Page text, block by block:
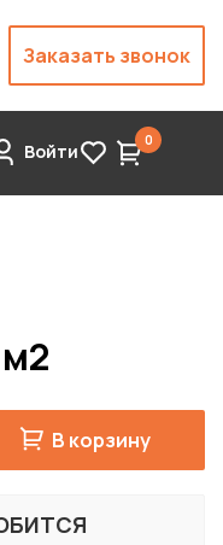
Заказать звонок
Войти 0
В корзину